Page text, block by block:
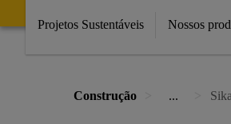
Projetos Sustentáveis Nossos
Construção ...